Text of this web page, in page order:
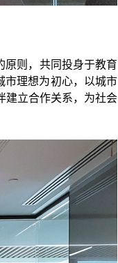
原则，共同投身于教育
市理想为初心，以城市
建立合作关系，为社会